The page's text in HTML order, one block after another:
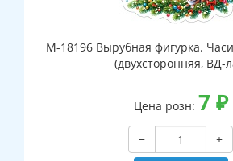
М-18196 Вырубная фигурка.
(двухсторонняя, ВД-
Цена розн: 7 ₽
−
+